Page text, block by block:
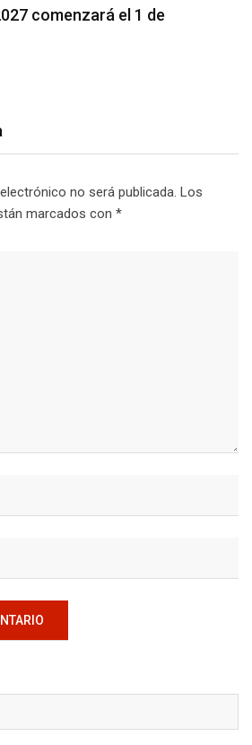
de agua potable en varios…
no será publicada. Los
marcados con *